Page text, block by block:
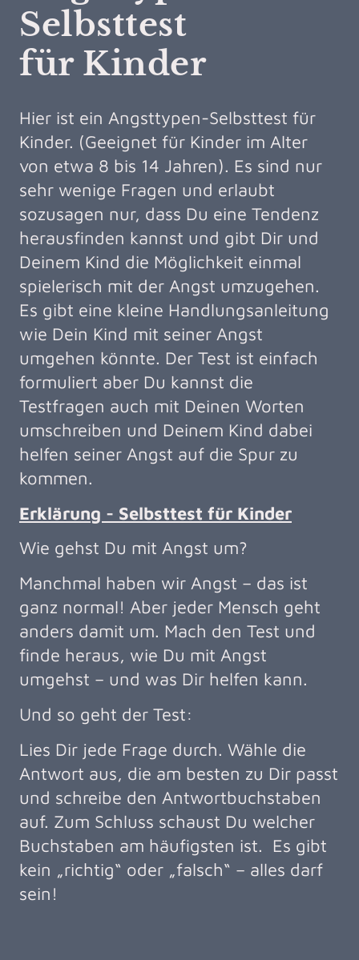
Selbsttest
für Kinder
Hier ist ein Angsttypen-Selbsttest für
Kinder. (Geeignet für Kinder im Alter
von etwa 8 bis 14 Jahren). Es sind nur
sehr wenige Fragen und erlaubt
sozusagen nur, dass Du eine Tendenz
herausfinden kannst und gibt Dir und
Deinem Kind die Möglichkeit einmal
spielerisch mit der Angst umzugehen.
Es gibt eine kleine Handlungsanleitung
wie Dein Kind mit seiner Angst
umgehen könnte. Der Test ist einfach
formuliert aber Du kannst die
Testfragen auch mit Deinen Worten
umschreiben und Deinem Kind dabei
helfen seiner Angst auf die Spur zu
kommen.
Erklärung - Selbsttest für Kinder
Wie gehst Du mit Angst um?
Manchmal haben wir Angst – das ist
ganz normal! Aber jeder Mensch geht
anders damit um. Mach den Test und
finde heraus, wie Du mit Angst
umgehst – und was Dir helfen kann.
Und so geht der Test:
Lies Dir jede Frage durch. Wähle die
Antwort aus, die am besten zu Dir passt
und schreibe den Antwortbuchstaben
auf. Zum Schluss schaust Du welcher
Buchstaben am häufigsten ist. Es gibt
kein „richtig“ oder „falsch“ – alles darf
sein!